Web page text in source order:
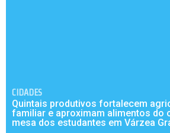
CIDADES
Quintais produtivos fortalecem
familiar e aproximam alimentos do
mesa dos estudantes em Várzea